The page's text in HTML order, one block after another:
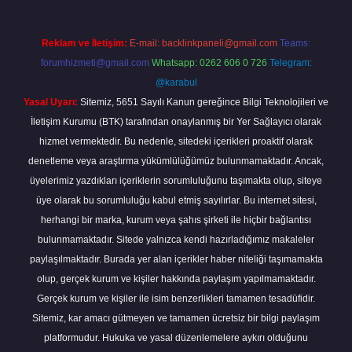
Reklam ve İletişim: E-mail: backlinkpaneli@gmail.com Teams:
forumhizmeti@gmail.com Whatsapp: 0262 606 0 726 Telegram:
@karabul
Yasal Uyarı: Sitemiz, 5651 Sayılı Kanun gereğince Bilgi Teknolojileri ve
İletişim Kurumu (BTK) tarafından onaylanmış bir Yer Sağlayıcı olarak
hizmet vermektedir. Bu nedenle, sitedeki içerikleri proaktif olarak
denetleme veya araştırma yükümlülüğümüz bulunmamaktadır. Ancak,
üyelerimiz yazdıkları içeriklerin sorumluluğunu taşımakta olup, siteye
üye olarak bu sorumluluğu kabul etmiş sayılırlar. Bu internet sitesi,
herhangi bir marka, kurum veya şahıs şirketi ile hiçbir bağlantısı
bulunmamaktadır. Sitede yalnızca kendi hazırladığımız makaleler
paylaşılmaktadır. Burada yer alan içerikler haber niteliği taşımamakta
olup, gerçek kurum ve kişiler hakkında paylaşım yapılmamaktadır.
Gerçek kurum ve kişiler ile isim benzerlikleri tamamen tesadüfidir.
Sitemiz, kar amacı gütmeyen ve tamamen ücretsiz bir bilgi paylaşım
platformudur. Hukuka ve yasal düzenlemelere aykırı olduğunu